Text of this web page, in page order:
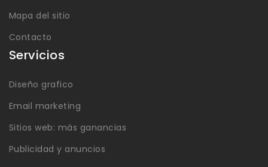
Mapa del sitio
Contacto
Servicios
Diseño grafico
Email marketing
Sitios web: más ganancias
Publicidad y anuncios